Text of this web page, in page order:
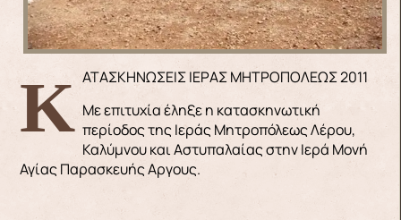
ΚΑΤΑΣΚΗΝΩΣΕΙΣ ΙΕΡΑΣ ΜΗΤΡΟΠΟΛΕΩΣ 2011
Με επιτυχία έληξε η κατασκηνωτική
περίοδος της Ιεράς Μητροπόλεως Λέρου,
Καλύμνου και Αστυπαλαίας στην Ιερά Μονή
Αγίας Παρασκευής Aργους.